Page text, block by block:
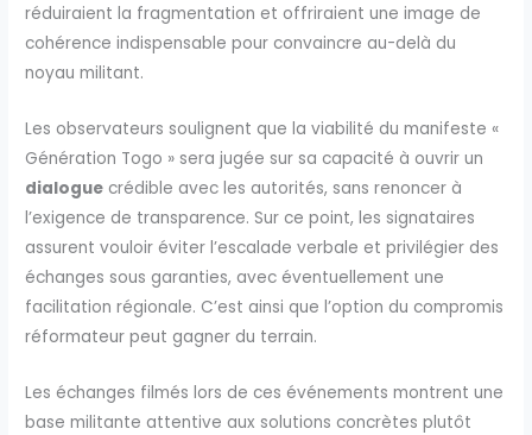
réduiraient la fragmentation et offriraient une image de
cohérence indispensable pour convaincre au-delà du
noyau militant.
Les observateurs soulignent que la viabilité du manifeste «
Génération Togo » sera jugée sur sa capacité à ouvrir un
dialogue crédible avec les autorités, sans renoncer à
l’exigence de transparence. Sur ce point, les signataires
assurent vouloir éviter l’escalade verbale et privilégier des
échanges sous garanties, avec éventuellement une
facilitation régionale. C’est ainsi que l’option du compromis
réformateur peut gagner du terrain.
Les échanges filmés lors de ces événements montrent une
base militante attentive aux solutions concrètes plutôt